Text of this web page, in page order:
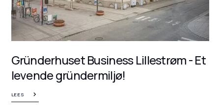
Gründerhuset Business Lillestrøm - Et
levende gründermiljø!
LEES